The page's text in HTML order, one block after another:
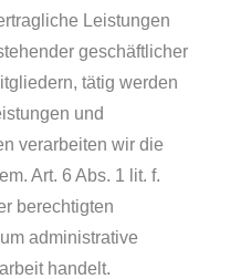
Leistungen
geschäftlicher
tätig werden
und
verarbeiten wir die
Art. 6 Abs. 1 lit. f.
berechtigten
administrative
handelt.